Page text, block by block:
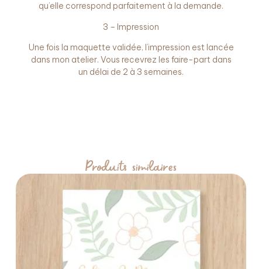
qu’elle correspond parfaitement à la demande.
3 – Impression
Une fois la maquette validée, l’impression est lancée
dans mon atelier. Vous recevrez les faire-part dans
un délai de 2 à 3 semaines.
Produits similaires